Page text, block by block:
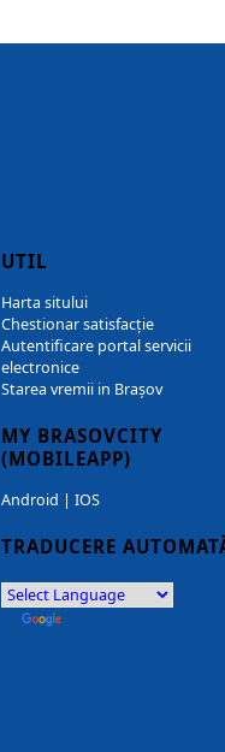
UTIL
Harta sitului
Chestionar satisfacție
Autentificare portal servicii
electronice
Starea vremii in Brașov
MY BRASOVCITY
(MOBILEAPP)
Android | IOS
TRADUCERE